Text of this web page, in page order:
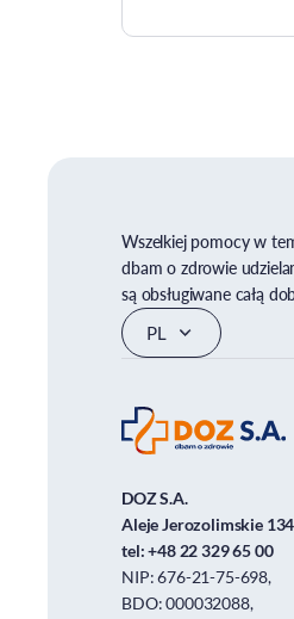
Wszelkiej pomocy w
dbam o zdrowie
są obsługiwane całą
DOZ S.A.
Aleje Jerozolimskie
tel:+48 22 329 65 00
NIP: 676-21-75-698,
BDO: 000032088,